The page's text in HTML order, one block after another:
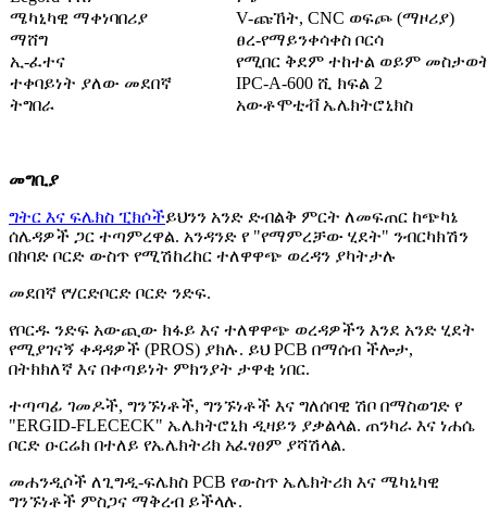
ሜካኒካዊ ማቀነባበሪያ
V-ጩኸት, CNC ወፍጮ (ማዞሪያ)
ማሸግ
ፀረ-የማይንቀሳቀስ ቦርሳ
ኢ-ፈተና
የሚበር ቅደም ተከተል ወይም
ተቀባይነት ያለው መደበኛ
IPC-A-600 ሺ ክፍል 2
ትግበራ
አውቶሞቲቭ ኤሌክትሮኒክስ
መግቢያ
ግትር እና ፍሌክስ ፒክሶችይህንን አንድ ድብልቅ ምርት ለመፍጠር ከጭካኔ
ሰሌዳዎች ጋር ተጣምረዋል. አንዳንድ የ "የማምረቻው ሂደት" ንብርካክሽን
በከባድ ቦርድ ውስጥ የሚሽከረከር ተለዋዋጭ ወረዳን ያካትታሉ
መደበኛ የሃርድቦርድ ቦርድ ንድፍ.
የቦርዱ ንድፍ አውጪው ክፋይ እና ተለዋዋጭ ወረዳዎችን እንደ አንድ ሂደት
የሚያገናኝ ቀዳዳዎች (PROS) ያክሉ. ይህ PCB በማሰብ ችሎታ,
በትክክለኛ እና በቀጣይነት ምክንያት ታዋቂ ነበር.
ተጣጣፊ ገመዶች, ግንኙነቶች, ግንኙነቶች እና ግለሰባዊ ሽቦ በማስወገድ የ
"ERGID-FLECECK" ኤሌክትሮኒክ ዲዛይን ያቃልላል. ጠንካራ እና ነሐሴ
ቦርድ ዑርሬክ በተለይ የኤሌክትሪክ አፈፃፀም ያሻሽላል.
መሐንዲሶች ለጊግዲ-ፍሌክስ PCB የውስጥ ኤሌክትሪክ እና ሜካኒካዊ
ግንኙነቶች ምስጋና ማቅረብ ይችላሉ.